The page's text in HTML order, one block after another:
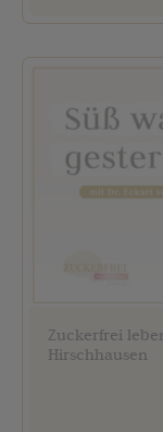
Zuckerfrei
Hirschhausen